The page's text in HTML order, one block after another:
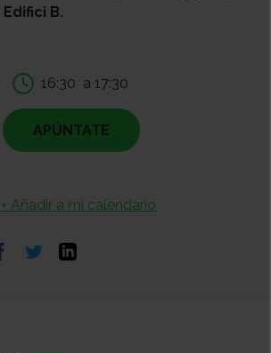
B.
16:30 a 17:30
APÚNTATE
+ Añadir a mi calendario